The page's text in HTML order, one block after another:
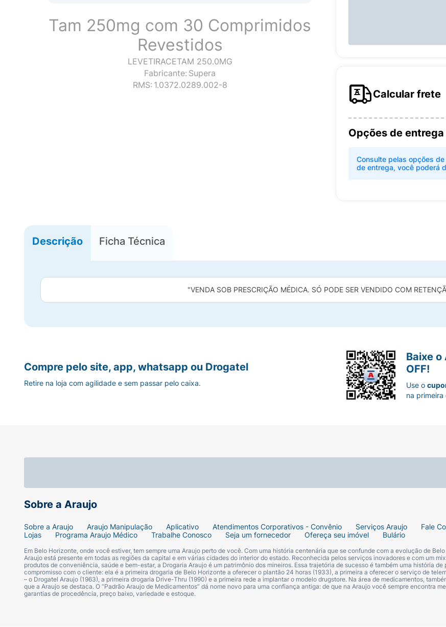
Tam 250mg com 30 Comprimidos
Revestidos
LEVETIRACETAM 250.0MG
Fabricante: Supera
RMS: 1.0372.0289.002-8
Calcular frete
Opções de entrega
Consulte pelas opções
de entrega, você poderá
Descrição Ficha Técnica
"VENDA SOB PRESCRIÇÃO MÉDICA. SÓ PODE SER VENDIDO COM
Sobre a Araujo
Sobre a Araujo Araujo Manipulação Aplicativo Atendimentos Corporativos - Convênio Serviços Araujo
Fale
Lojas
Programa Araujo Médico Trabalhe Conosco Seja um fornecedor Ofereça seu imóvel Bulário
Em Belo Horizonte, onde você estiver, tem sempre uma Araujo perto de você. Com uma história centenária que se confunde com a evolução de
Araujo está presente em todas as regiões da capital e em várias cidades do interior do estado. Reconhecida pelos serviços inovadores e com um
produtos de conveniência, saúde e bem-estar, a Drogaria Araujo é um patrimônio dos mineiros. Essa trajetória de sucesso é também uma história de
compromisso com o cliente: ela é a primeira drogaria de Belo Horizonte a oferecer o plantão 24 horas (1933), a primeira a oferecer o serviço de
– o Drogatel Araujo (1963), a primeira drogaria Drive-Thru (1990) e a primeira rede a implantar o modelo drugstore. Na área de medicamentos,
que a Araujo se destaca. O “Padrão Araujo de Medicamentos” dá nome novo para uma confiança antiga: de que na Araujo você sempre encontra
garantias de procedência, preço baixo, variedade e estoque.
Compre pelo site, app, whatsapp ou Drogatel
Retire na loja com agilidade e sem passar pelo caixa.
Baixe o
OFF!
Use o
na primeira